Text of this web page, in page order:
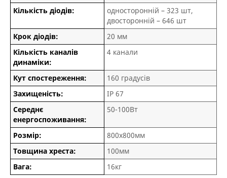
Кількість діодів:
односторонній – 323 шт,
двосторонній – 646 шт
Крок діодів:
20 мм
Кількість каналів
динаміки:
4 канали
Кут спостереження:
160 градусів
Захищеність:
IP 67
Середнє
енергоспоживання:
50-100Вт
Розмір:
800х800мм
Товщина хреста:
100мм
Вага:
16кг